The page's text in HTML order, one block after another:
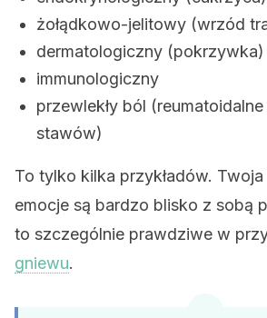
żołądkowo-jelitowy (wrzód
dermatologiczny (pokrzywka)
immunologiczny
przewlekły ból
stawów)
To tylko kilka przykładów.
emocje są bardzo blisko z sobą
to szczególnie prawdziwe w
gniewu.